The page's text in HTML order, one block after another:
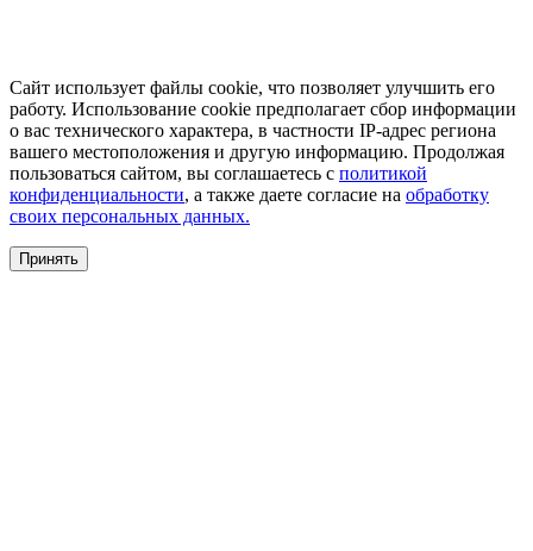
Сайт использует файлы cookie, что позволяет улучшить его
работу. Использование cookie предполагает сбор информации
о вас технического характера, в частности IP-адрес региона
вашего местоположения и другую информацию. Продолжая
пользоваться сайтом, вы соглашаетесь с политикой
конфиденциальности, а также даете согласие на обработку
своих персональных данных.
Принять